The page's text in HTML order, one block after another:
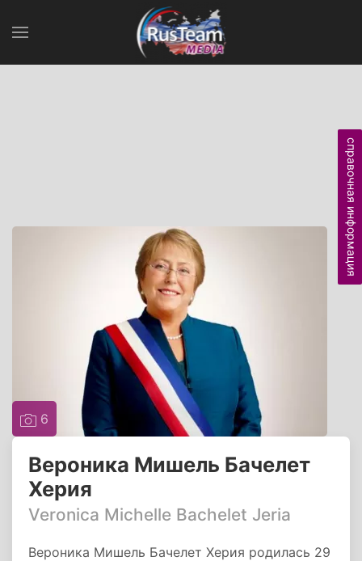
6
Вероника Мишель Бачелет
Херия
Verоnica Michelle Bachelet Jeria
Вероника Мишель Бачелет Херия родилась 29
справочная информация